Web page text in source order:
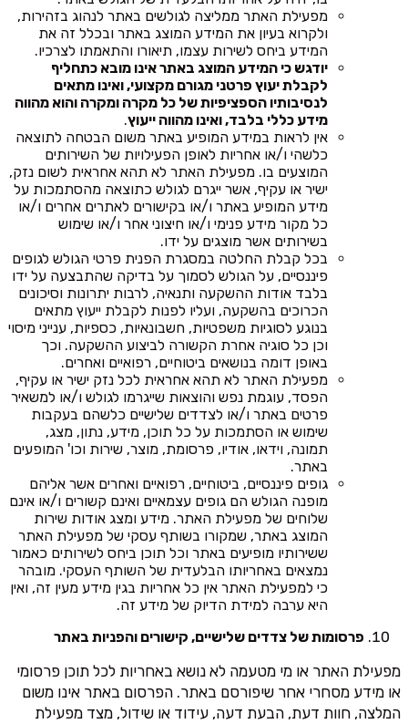
מפעילת האתר ממליצה לגולשים באתר לנהוג בזהירות,
ולקרוא בעיון את המידע המוצג באתר ובכלל זה את
המידע ביחס לשירות עצמו, תיאורו והתאמתו לצרכיו.
יודגש כי המידע המוצג באתר אינו מובא כתחליף
לקבלת יעוץ פרטני מגורם מקצועי, ואינו מתאים
לנסיבותיו הספציפיות של כל מקרה ומקרה והוא מהווה
מידע כללי בלבד, ואינו מהווה ייעוץ.
אין לראות במידע המופיע באתר משום הבטחה לתוצאה
כלשהי ו/או אחריות לאופן הפעילויות של השירותים
המוצעים בו. מפעילת האתר לא תהא אחראית לשום נזק,
ישיר או עקיף, אשר ייגרם לגולש כתוצאה מהסתמכות על
מידע המופיע באתר ו/או בקישורים לאתרים אחרים ו/או
כל מקור מידע פנימי ו/או חיצוני אחר ו/או שימוש
בשירותים אשר מוצגים על ידו.
בכל קבלת החלטה במסגרת הפנית פרטי הגולש לגופים
פיננסיים, על הגולש לסמוך על בדיקה שהתבצעה על ידו
בלבד אודות ההשקעה ותנאיה, לרבות יתרונות וסיכונים
הכרוכים בהשקעה, ועליו לפנות לקבלת ייעוץ מתאים
בנוגע לסוגיות משפטיות, חשבונאיות, כספיות, ענייני מיסוי
וכן כל סוגיה אחרת הקשורה לביצוע ההשקעה. וכך
באופן דומה בנושאים ביטוחיים, רפואיים ואחרים.
מפעילת האתר לא תהא אחראית לכל נזק ישיר או עקיף,
הפסד, עוגמת נפש והוצאות שייגרמו לגולש ו/או למשאיר
פרטים באתר ו/או לצדדים שלישיים כלשהם בעקבות
שימוש או הסתמכות על כל תוכן, מידע, נתון, מצג,
תמונה, וידאו, אודיו, פרסומת, מוצר, שירות וכו' המופעים
באתר.
גופים פיננסיים, ביטוחיים, רפואיים ואחרים אשר אליהם
מופנה הגולש הם גופים עצמאיים ואינם קשורים ו/או אינם
שלוחים של מפעילת האתר. מידע ומצג אודות שירות
המוצג באתר, שמקורו בשותף עסקי של מפעילת האתר
ששירותיו מופיעים באתר וכל תוכן ביחס לשירותים כאמור
נמצאים באחריותו הבלעדית של השותף העסקי. מובהר
כי למפעילת האתר אין כל אחריות בגין מידע מעין זה, ואין
היא ערבה למידת הדיוק של מידע זה.
פרסומות של צדדים שלישיים, קישורים והפניות באתר
מפעילת האתר או מי מטעמה לא נושא באחריות לכל תוכן פרסומי
או מידע מסחרי אחר שיפורסם באתר. הפרסום באתר אינו משום
המלצה, חוות דעת, הבעת דעה, עידוד או שידול, מצד מפעילת